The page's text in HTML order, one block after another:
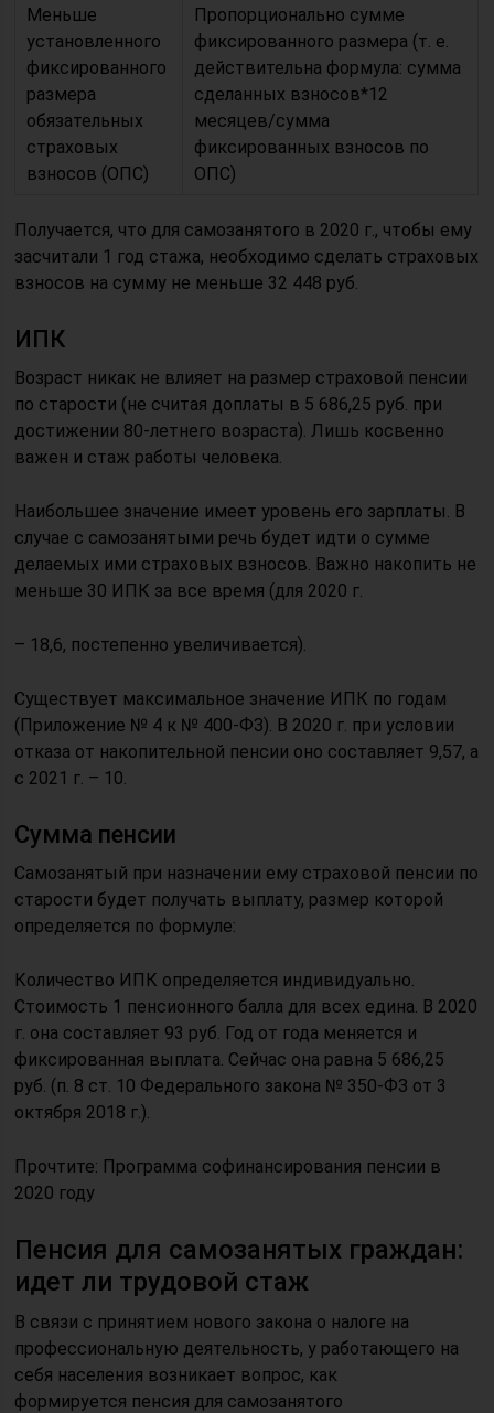
Меньше
установленного
фиксированного
размера
обязательных
страховых
взносов (ОПС)
Пропорционально сумме
фиксированного размера (т. е.
действительна формула: сумма
сделанных взносов*12
месяцев/сумма
фиксированных взносов по
ОПС)
Получается, что для самозанятого в 2020 г., чтобы ему
засчитали 1 год стажа, необходимо сделать страховых
взносов на сумму не меньше 32 448 руб.
ИПК
Возраст никак не влияет на размер страховой пенсии
по старости (не считая доплаты в 5 686,25 руб. при
достижении 80-летнего возраста). Лишь косвенно
важен и стаж работы человека.
Наибольшее значение имеет уровень его зарплаты. В
случае с самозанятыми речь будет идти о сумме
делаемых ими страховых взносов. Важно накопить не
меньше 30 ИПК за все время (для 2020 г.
– 18,6, постепенно увеличивается).
Существует максимальное значение ИПК по годам
(Приложение № 4 к № 400-ФЗ). В 2020 г. при условии
отказа от накопительной пенсии оно составляет 9,57, а
с 2021 г. – 10.
Сумма пенсии
Самозанятый при назначении ему страховой пенсии по
старости будет получать выплату, размер которой
определяется по формуле:
Количество ИПК определяется индивидуально.
Стоимость 1 пенсионного балла для всех едина. В 2020
г. она составляет 93 руб. Год от года меняется и
фиксированная выплата. Сейчас она равна 5 686,25
руб. (п. 8 ст. 10 Федерального закона № 350-ФЗ от 3
октября 2018 г.).
Прочтите: Программа софинансирования пенсии в
2020 году
Пенсия для самозанятых граждан:
идет ли трудовой стаж
В связи с принятием нового закона о налоге на
профессиональную деятельность, у работающего на
себя населения возникает вопрос, как
формируется пенсия для самозанятого